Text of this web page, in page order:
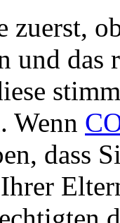
zuerst,
und das
Wenn
dass